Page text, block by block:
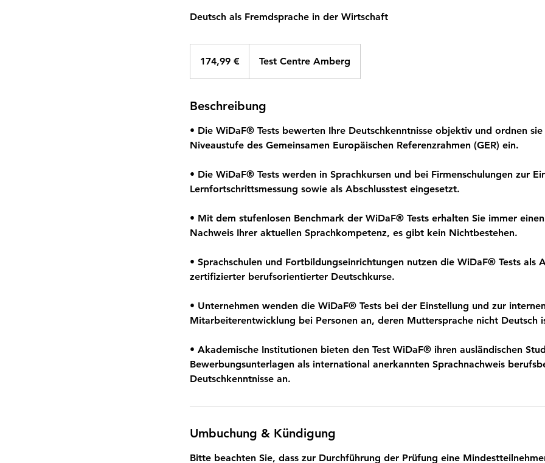
Deutsch als Fremdsprache in der Wirtschaft
174,99 € Test Centre Amberg
Beschreibung
• Die WiDaF® Tests bewerten Ihre Deutschkenntnisse objektiv und ordnen
Niveaustufe des Gemeinsamen Europäischen Referenzrahmen (GER) ein.
• Die WiDaF® Tests werden in Sprachkursen und bei Firmenschulungen zur
Lernfortschrittsmessung sowie als Abschlusstest eingesetzt.
• Mit dem stufenlosen Benchmark der WiDaF® Tests erhalten Sie immer
Nachweis Ihrer aktuellen Sprachkompetenz, es gibt kein Nichtbestehen.
• Sprachschulen und Fortbildungseinrichtungen nutzen die WiDaF® Tests als
zertifizierter berufsorientierter Deutschkurse.
• Unternehmen wenden die WiDaF® Tests bei der Einstellung und zur
Mitarbeiterentwicklung bei Personen an, deren Muttersprache nicht Deutsch
• Akademische Institutionen bieten den Test WiDaF® ihren ausländischen
Bewerbungsunterlagen als international anerkannten Sprachnachweis
Deutschkenntnisse an.
Umbuchung & Kündigung
Bitte beachten Sie, dass zur Durchführung der Prüfung eine